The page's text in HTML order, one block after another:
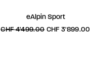
CHOIX DES OPTIONS
eAlpin Sport
CHF4'499.00 Le
CHF 3'899.00